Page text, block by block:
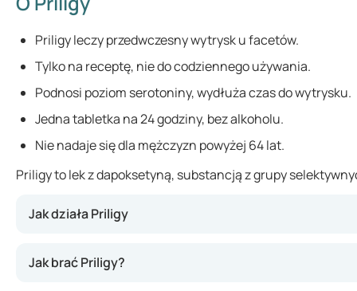
Priligy leczy przedwczesny wytrysk u facetów.
Tylko na receptę, nie do codziennego używania.
Podnosi poziom serotoniny, wydłuża czas do wytrysku.
Jedna tabletka na 24 godziny, bez alkoholu.
Nie nadaje się dla mężczyzn powyżej 64 lat.
Priligy to lek z dapoksetyną, substancją z grupy
Jak działa Priligy
Priligy działa przez wpływ na ilość serotoniny w
Jak brać Priligy?